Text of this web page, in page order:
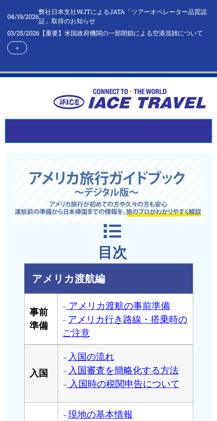
04/19/2026
弊社日本支社WJTによるJATA「ツアーオペレーター品質認
証」取得のお知らせ
03/25/2026 【重要】米国政府機関の一部閉鎖による空港混雑について
＋
目次
アメリカ渡航編
事前
準備
– アメリカ渡航の事前準備
– アメリカ行き路線・搭乗時の
ご注意
入国
– 入国の流れ
– 入国審査を簡略化する方法
– 入国時の税関申告について
– 現地の基本情報